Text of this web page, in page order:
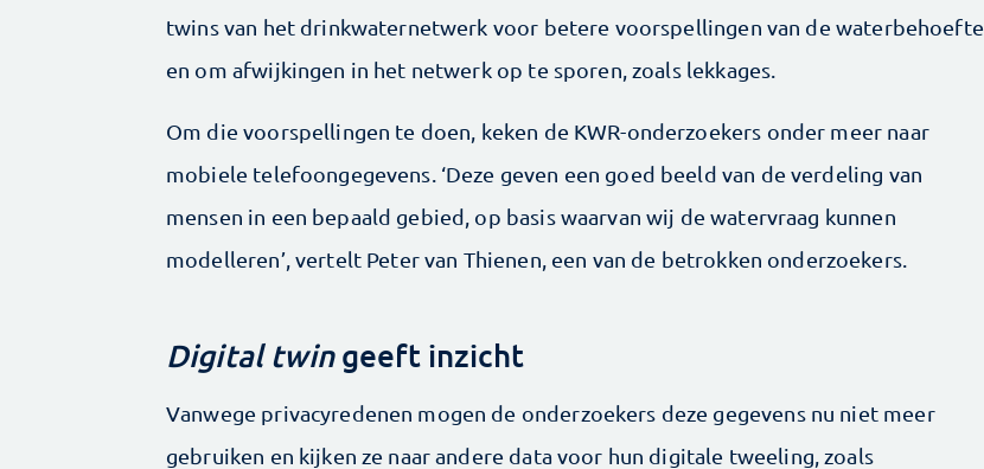
twins van het drinkwaternetwerk voor betere voorspellingen van de waterbehoefte
en om afwijkingen in het netwerk op te sporen, zoals lekkages.
Om die voorspellingen te doen, keken de KWR-onderzoekers onder meer naar
mobiele telefoongegevens. ‘Deze geven een goed beeld van de verdeling van
mensen in een bepaald gebied, op basis waarvan wij de watervraag kunnen
modelleren’, vertelt Peter van Thienen, een van de betrokken onderzoekers.
Digital twingeeft inzicht
Vanwege privacyredenen mogen de onderzoekers deze gegevens nu niet meer
gebruiken en kijken ze naar andere data voor hun digitale tweeling, zoals